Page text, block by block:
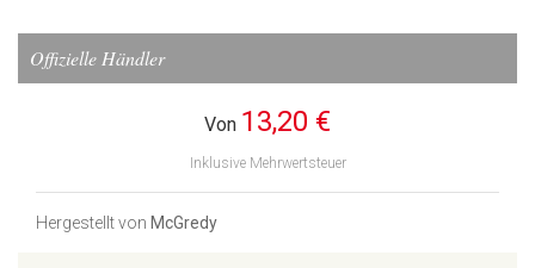
Offizielle Händler
Von 13,20 €
Inklusive Mehrwertsteuer
Hergestellt von McGredy